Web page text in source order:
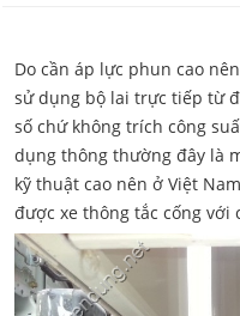
Do cần áp lực phun cao
sử dụng bộ lai trực tiếp từ
số chứ không trích công
dụng thông thường đây là
kỹ thuật cao nên ở Việt
được xe thông tắc cống với